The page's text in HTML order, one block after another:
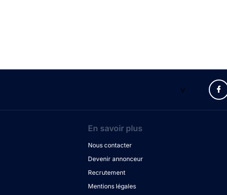
v
En savoir plus
Nous contacter
Devenir annonceur
Recrutement
Mentions légales